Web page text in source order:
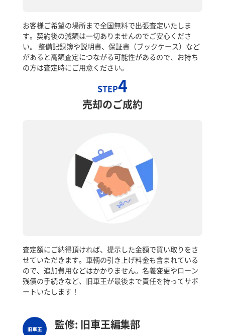
お客様ご希望の場所まで全国無料で出張査定いたしま
す。契約後の減額は一切ありませんのでご安心くださ
い。 整備記録簿や説明書、保証書（ブックケース）など
があると高額査定につながる可能性があるので、お持ち
の方は査定時にご用意ください。
STEP4
売却のご成約
査定額にご納得頂ければ、提示した金額で買い取りをさ
せていただきます。車輌の引き上げ料金も含まれている
ので、追加費用などはかかりません。名義変更やローン
残債の手続きなど、旧車王が最後まで責任を持ってサポ
ートいたします！
監修: 旧車王編集部